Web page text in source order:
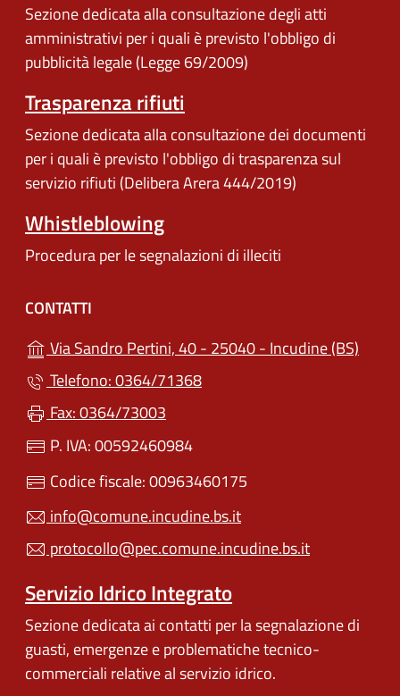
Sezione dedicata alla consultazione degli atti
amministrativi per i quali è previsto l'obbligo di
pubblicità legale (Legge 69/2009)
Trasparenza rifiuti
Sezione dedicata alla consultazione dei documenti
per i quali è previsto l'obbligo di trasparenza sul
servizio rifiuti (Delibera Arera 444/2019)
Whistleblowing
Procedura per le segnalazioni di illeciti
CONTATTI
Via Sandro Pertini, 40 - 25040 - Incudine (BS)
Telefono: 0364/71368
Fax: 0364/73003
P. IVA: 00592460984
Codice fiscale: 00963460175
info@comune.incudine.bs.it
protocollo@pec.comune.incudine.bs.it
Servizio Idrico Integrato
Sezione dedicata ai contatti per la segnalazione di
guasti, emergenze e problematiche tecnico-
commerciali relative al servizio idrico.